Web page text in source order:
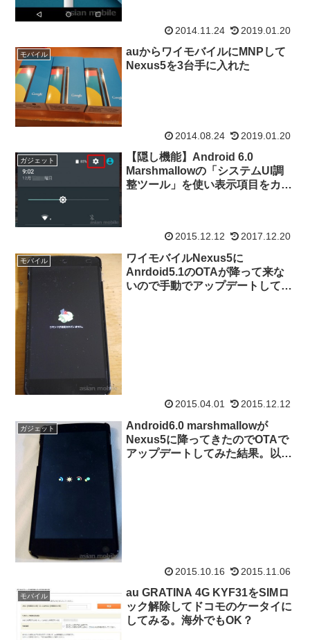
2014.11.24 2019.01.20
モバイル
auからワイモバイルにMNPして
Nexus5を3台手に入れた
2014.08.24 2019.01.20
ガジェット
【隠し機能】Android 6.0
Marshmallowの「システムUI調
整ツール」を使い表示項目をカス
2015.12.12 2017.12.20
モバイル
ワイモバイルNexus5に
Anrdoid5.1のOTAが降って来な
いので手動でアップデートしてみ
2015.04.01 2015.12.12
ガジェット
Android6.0 marshmallowが
Nexus5に降ってきたのでOTAで
アップデートしてみた結果。以後
2015.10.16 2015.11.06
モバイル
au GRATINA 4G KYF31をSIMロ
ック解除してドコモのケータイに
してみる。海外でもOK？